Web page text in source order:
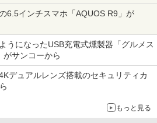
6.5インチスマホ「AQUOS R9」が
うになったUSB充電式燻製器「グルメス
がサンコーから
デュアルレンズ搭載のセキュリティカ
もっと見る